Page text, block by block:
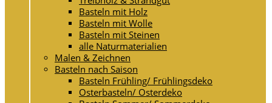
Basteln mit Holz
Basteln mit Wolle
Basteln mit Steinen
alle Naturmaterialien
Malen & Zeichnen
Basteln nach Saison
Basteln Frühling/ Frühlingsdeko
Osterbasteln/ Osterdeko